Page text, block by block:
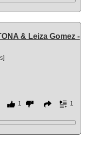
& Leiza Gomez -
1 1